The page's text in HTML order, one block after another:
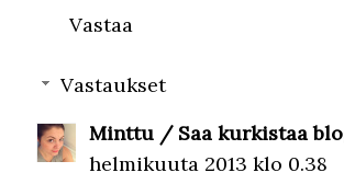
Vastaa
Vastaukset
Minttu / Saa kurkistaa
helmikuuta 2013 klo 0.38